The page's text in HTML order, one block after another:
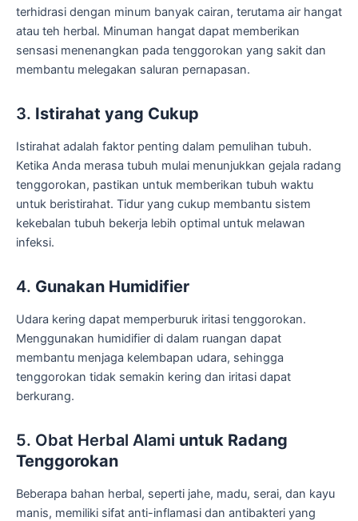
terhidrasi dengan minum banyak cairan, terutama air hangat
atau teh herbal. Minuman hangat dapat memberikan
sensasi menenangkan pada tenggorokan yang sakit dan
membantu melegakan saluran pernapasan.
3. Istirahat yang Cukup
Istirahat adalah faktor penting dalam pemulihan tubuh.
Ketika Anda merasa tubuh mulai menunjukkan gejala radang
tenggorokan, pastikan untuk memberikan tubuh waktu
untuk beristirahat. Tidur yang cukup membantu sistem
kekebalan tubuh bekerja lebih optimal untuk melawan
infeksi.
4. Gunakan Humidifier
Udara kering dapat memperburuk iritasi tenggorokan.
Menggunakan humidifier di dalam ruangan dapat
membantu menjaga kelembapan udara, sehingga
tenggorokan tidak semakin kering dan iritasi dapat
berkurang.
5. Obat Herbal Alami untuk Radang
Tenggorokan
Beberapa bahan herbal, seperti jahe, madu, serai, dan kayu
manis, memiliki sifat anti-inflamasi dan antibakteri yang